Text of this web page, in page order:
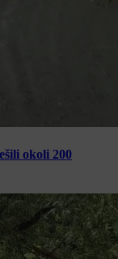
okoli 200